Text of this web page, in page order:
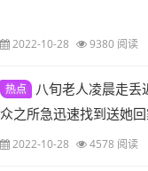
2022-10-28 9380 阅读
热点
八旬老人凌晨走丢
众之所急迅速找到送她
2022-10-28 4578 阅读